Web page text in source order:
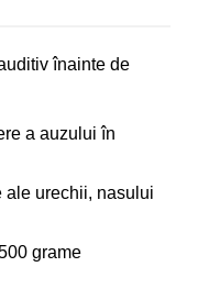
înainte de
a auzului în
ale urechii, nasului
grame